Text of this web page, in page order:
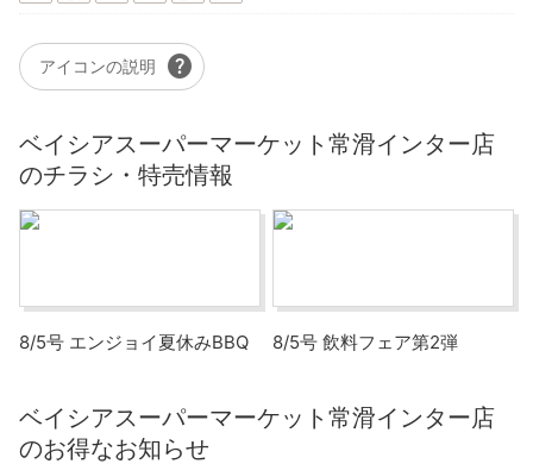
アイコンの説明 help
ベイシアスーパーマーケット常滑インター店
のチラシ・特売情報
8/5号 エンジョイ夏休みBBQ 8/5号 飲料フェア第2弾
ベイシアスーパーマーケット常滑インター店
のお得なお知らせ